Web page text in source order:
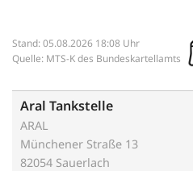
Stand: 05.08.2026 18:08 Uhr
Quelle: MTS-K des Bundeskartellamts
Aral Tankstelle
ARAL
Münchener Straße 13
82054 Sauerlach